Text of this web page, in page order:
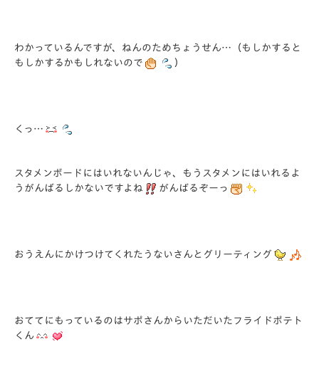
わかっているんですが、ねんのためちょうせん…（もしかすると
もしかするかもしれないので
）
くっ…
スタメンボードにはいれないんじゃ、もうスタメンにはいれるよ
うがんばるしかないですよね
がんばるぞーっ
おうえんにかけつけてくれたうないさんとグリーティング
おててにもっているのはサポさんからいただいたフライドポテト
くん